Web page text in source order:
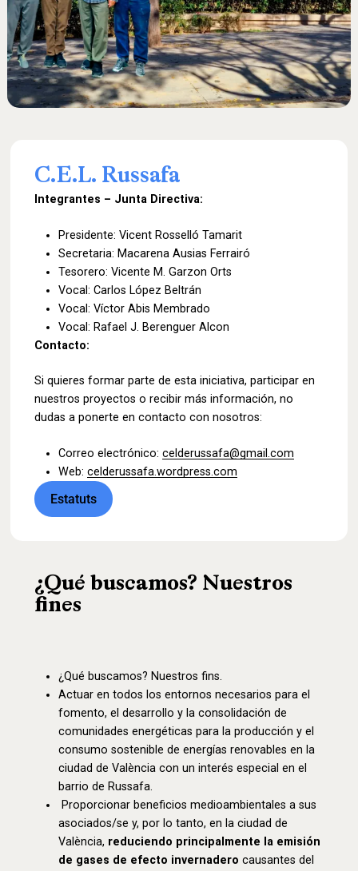
C.E.L. Russafa
Integrantes – Junta Directiva:
Presidente: Vicent Rosselló Tamarit
Secretaria: Macarena Ausias Ferrairó
Tesorero: Vicente M. Garzon Orts
Vocal: Carlos López Beltrán
Vocal: Víctor Abis Membrado
Vocal: Rafael J. Berenguer Alcon
Contacto:
Si quieres formar parte de esta iniciativa, participar en
nuestros proyectos o recibir más información, no
dudas a ponerte en contacto con nosotros:
Correo electrónico:celderussafa@gmail.com
Web:celderussafa.wordpress.com
Estatuts
¿Qué buscamos? Nuestros
fines
¿Qué buscamos? Nuestros fins.
Actuar en todos los entornos necesarios para el
fomento, el desarrollo y la consolidación de
comunidades energéticas para la producción y el
consumo sostenible de energías renovables en la
ciudad de València con un interés especial en el
barrio de Russafa.
Proporcionar beneficios medioambientales a sus
asociados/se y, por lo tanto, en la ciudad de
València, reduciendo principalmente la emisión
de gases de efecto invernadero causantes del